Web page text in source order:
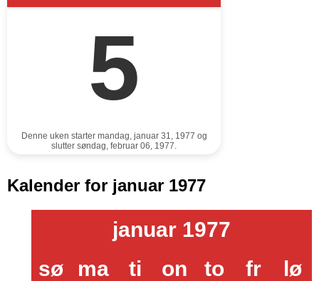
5
Denne uken starter mandag, januar 31, 1977 og
slutter søndag, februar 06, 1977.
Kalender for januar 1977
januar 1977
sø
ma ti on to fr lø